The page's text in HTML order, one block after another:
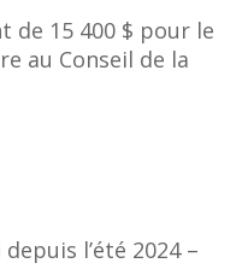
de 15 400 $ pour le
au Conseil de la
l’été 2024 –